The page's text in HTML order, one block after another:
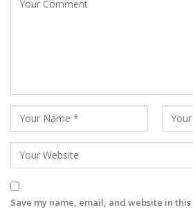
Save my name, email, and website in